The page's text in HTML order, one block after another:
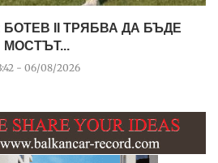
II ТРЯБВА ДА БЪДЕ
МОСТЪТ...
- 06/08/2026